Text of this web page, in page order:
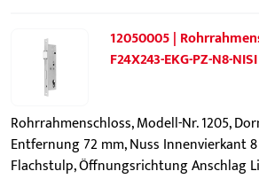
12050005 |
F24X243-EKG-PZ-N8-NISI
Rohrrahmenschloss, Modell-Nr. 1205,
Entfernung 72 mm, Nuss Innenvierkant
Flachstulp, Öffnungsrichtung Anschlag